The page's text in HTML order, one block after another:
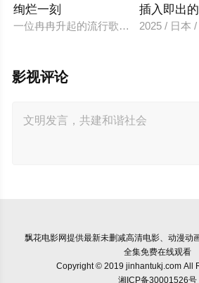
绚烂一刻
一位冉冉升起的流行歌手在为她的巡回
插入即出
2025 / 日本
影视评论
飘花电影网提供最新未删减高清电影、动漫动
全集免费在线观看
Copyright © 2019 jinhantukj.com All
湘ICP备30001526号